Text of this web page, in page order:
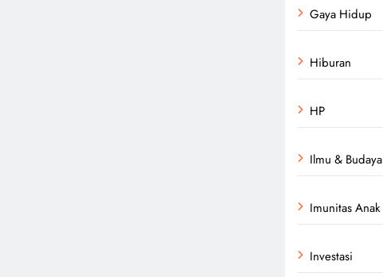
Gaya Hidup
Hiburan
HP
Ilmu & Budaya
Imunitas Anak
Investasi